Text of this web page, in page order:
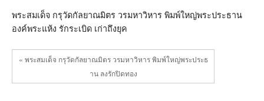
พระสมเด็จ กรุวัดกัลยาณมิตร วรมหาวิหาร พิมพ์ใหญ่พระประธาน
องค์พระแห้ง รักระเบิด เก่าถึงยุค
« พระสมเด็จ กรุวัดกัลยาณมิตร วรมหาวิหาร พิมพ์ใหญ่พระประธ
าน ลงรักปิดทอง